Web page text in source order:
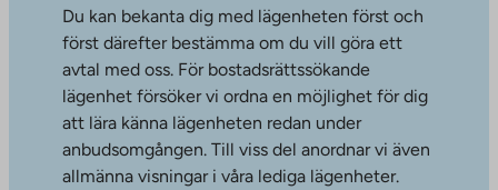
Du kan bekanta dig med lägenheten först och
först därefter bestämma om du vill göra ett
avtal med oss. För bostadsrättssökande
lägenhet försöker vi ordna en möjlighet för dig
att lära känna lägenheten redan under
anbudsomgången. Till viss del anordnar vi även
allmänna visningar i våra lediga lägenheter.